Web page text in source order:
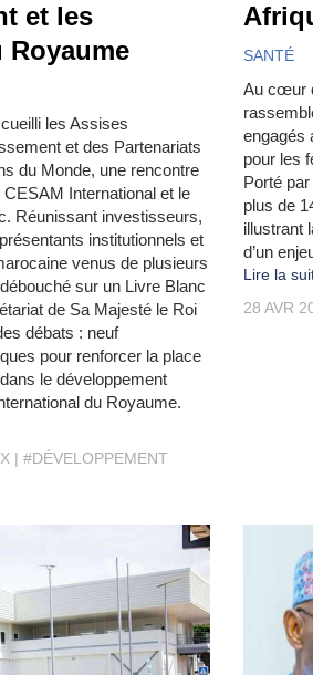
et les
Royaume
les Assises
et des Partenariats
du Monde, une rencontre
CESAM International et le
Réunissant investisseurs,
institutionnels et
venus de plusieurs
sur un Livre Blanc
de Sa Majesté le Roi
débats : neuf
pour renforcer la place
le développement
du Royaume.
#DÉVELOPPEMENT
SANTÉ
Au cœur
engagés
pour les
Porté
plus de
illustrant
d’un
Lire la
28 AVR